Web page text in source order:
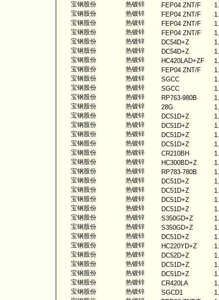
宝钢股份
热镀锌 FEP04 ZNT/F
宝钢股份
热镀锌 FEP04 ZNT/F
宝钢股份
热镀锌 FEP04 ZNT/F
宝钢股份
热镀锌 FEP04 ZNT/F
宝钢股份
热镀锌 DC54D+Z
宝钢股份
热镀锌 DC54D+Z
宝钢股份
热镀锌 HC420LAD+ZF
宝钢股份
热镀锌 FEP04 ZNT/F
宝钢股份
热镀锌 SGCC
宝钢股份
热镀锌 SGCC
宝钢股份
热镀锌 RP763-980B
宝钢股份
热镀锌 28G
宝钢股份
热镀锌 DC51D+Z
宝钢股份
热镀锌 DC51D+Z
宝钢股份
热镀锌 DC51D+Z
宝钢股份
热镀锌 DC51D+Z
宝钢股份
热镀锌 CR210BH
宝钢股份
热镀锌 HC300BD+Z
宝钢股份
热镀锌 RP783-780B
宝钢股份
热镀锌 DC51D+Z
宝钢股份
热镀锌 DC51D+Z
宝钢股份
热镀锌 DC51D+Z
宝钢股份
热镀锌 DC51D+Z
宝钢股份
热镀锌 S350GD+Z
宝钢股份
热镀锌 S350GD+Z
宝钢股份
热镀锌 DC51D+Z
宝钢股份
热镀锌 HC220YD+Z
宝钢股份
热镀锌 DC52D+Z
宝钢股份
热镀锌 DC51D+Z
宝钢股份
热镀锌 DC51D+Z
宝钢股份
热镀锌 CR420LA
宝钢股份
热镀锌 SGCD1